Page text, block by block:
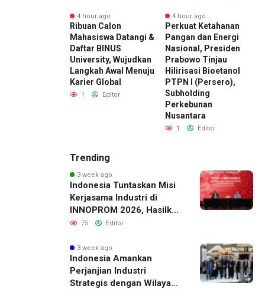
4 hour ago
Ribuan Calon
Mahasiswa Datangi &
Daftar BINUS
University, Wujudkan
Langkah Awal Menuju
Karier Global
1 Editor
4 hour ago
Perkuat Ketahanan
Pangan dan Energi
Nasional, Presiden
Prabowo Tinjau
Hilirisasi Bioetanol
PTPN I (Persero),
Subholding
Perkebunan
Nusantara
1 Editor
Trending
3 week ago
Indonesia Tuntaskan Misi
Kerjasama Industri di
INNOPROM 2026, Hasilkan
Belasan Kerja Sama
75 Editor
3 week ago
Indonesia Amankan
Perjanjian Industri
Strategis dengan Wilayah